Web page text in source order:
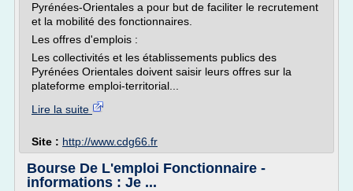
Pyrénées-Orientales a pour but de faciliter le recrutement
et la mobilité des fonctionnaires.
Les offres d'emplois :
Les collectivités et les établissements publics des
Pyrénées Orientales doivent saisir leurs offres sur la
plateforme emploi-territorial...
Lire la suite
Site : http://www.cdg66.fr
Bourse De L'emploi Fonctionnaire -
informations : Je ...